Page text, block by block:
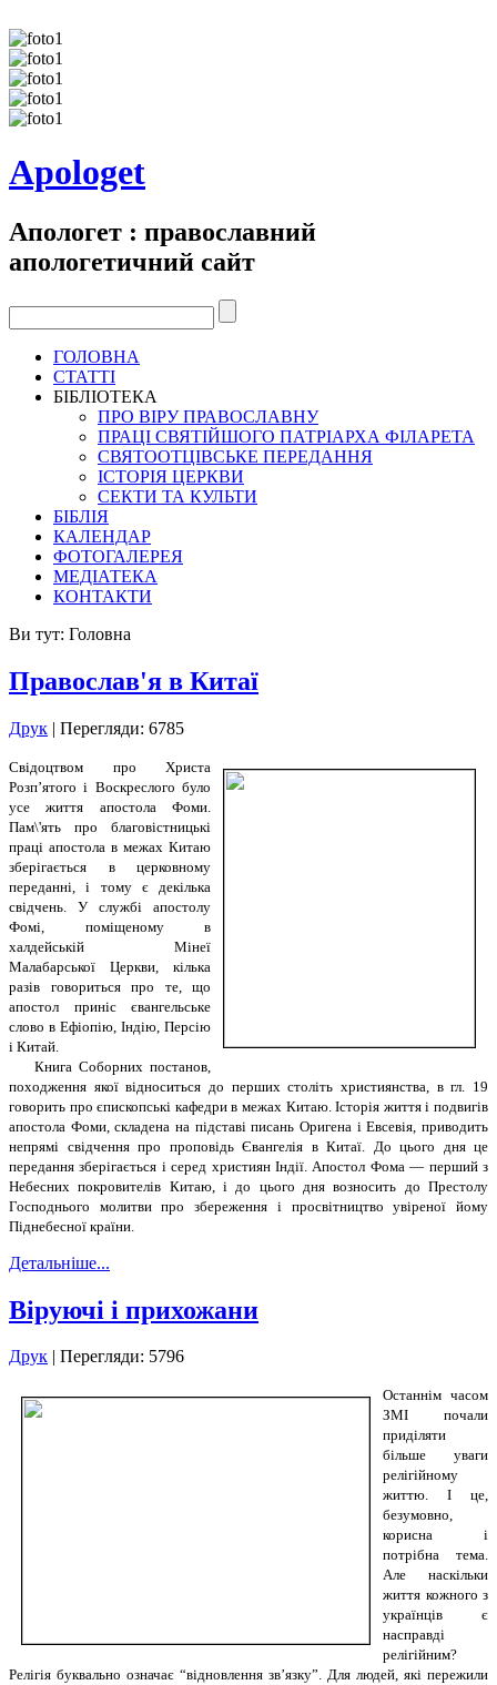
Apologet
Апологет : православний
апологетичний сайт
ГОЛОВНА
СТАТТІ
БІБЛІОТЕКА
ПРО ВІРУ ПРАВОСЛАВНУ
ПРАЦІ СВЯТІЙШОГО ПАТРІАРХА ФІЛАРЕТА
СВЯТООТЦІВСЬКЕ ПЕРЕДАННЯ
ІСТОРІЯ ЦЕРКВИ
СЕКТИ ТА КУЛЬТИ
БІБЛІЯ
КАЛЕНДАР
ФОТОГАЛЕРЕЯ
МЕДІАТЕКА
КОНТАКТИ
Ви тут: Головна
Православ'я в Китаї
Друк | Перегляди: 6785
Свідоцтвом про Христа
Розп’ятого і Воскреслого було
усе життя апостола Фоми.
Пам\'ять про благовістницькі
праці апостола в межах Китаю
зберігається в церковному
переданні, і тому є декілька
свідчень. У службі апостолу
Фомі, поміщеному в
халдейській Мінеї
Малабарської Церкви, кілька
разів говориться про те, що
апостол приніс євангельське
слово в Ефіопію, Індію, Персію
і Китай.
Книга Соборних постанов,
походження якої відноситься до перших століть християнства, в гл. 19
говорить про єпископські кафедри в межах Китаю. Історія життя і подвигів
апостола Фоми, складена на підставі писань Оригена і Евсевія, приводить
непрямі свідчення про проповідь Євангелія в Китаї. До цього дня це
передання зберігається і серед християн Індії. Апостол Фома — перший з
Небесних покровителів Китаю, і до цього дня возносить до Престолу
Господнього молитви про збереження і просвітництво увіреної йому
Піднебесної країни.
Детальніше...
Віруючі і прихожани
Друк | Перегляди: 5796
Останнім часом
ЗМІ почали
приділяти
більше уваги
релігійному
життю. І це,
безумовно,
корисна і
потрібна тема.
Але наскільки
життя кожного з
українців є
насправді
релігійним?
Релігія буквально означає “відновлення зв’язку”. Для людей, які пережили